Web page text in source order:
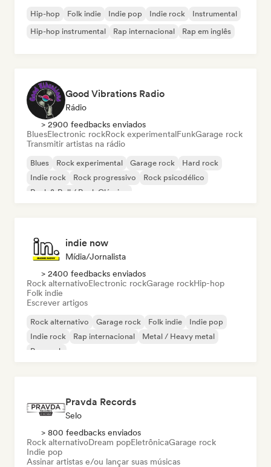
Hip-hop Folk indie Indie pop Indie rock
Instrumental
Hip-hop instrumental
Rap internacional Rap em inglês
Good Vibrations Radio
Rádio
> 2900 feedbacks enviados
BluesElectronic rockRock experimentalFunkGarage rock
Transmitir artistas na rádio
Blues Rock experimental Garage rock
Hard rock
Indie rock
Rock progressivo
Rock psicodélico
Rock & Roll / Rock Clássico
indie now
Mídia/Jornalista
> 2400 feedbacks enviados
Rock alternativoElectronic rockGarage rockHip-hop
Folk indie
Escrever artigos
Rock alternativo Garage rock Folk indie
Indie pop
Indie rock
Rap internacional
Metal / Heavy metal
Pop rock
Pravda Records
Selo
> 800 feedbacks enviados
Rock alternativoDream popEletrônicaGarage rock
Indie pop
Assinar artistas e/ou lançar suas músicas